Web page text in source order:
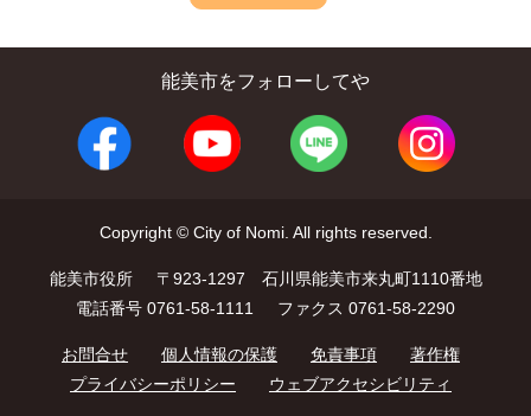
能美市をフォローしてや
Copyright © City of Nomi. All rights reserved.
能美市役所
〒923-1297 石川県能美市来丸町1110番地
電話番号 0761-58-1111
ファクス 0761-58-2290
お問合せ 個人情報の保護 免責事項
著作権
プライバシーポリシー
ウェブアクセシビリティ